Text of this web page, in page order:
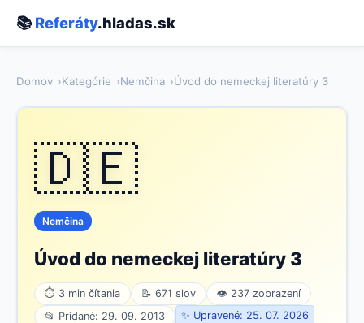
📚Referáty.hladas.sk
Domov Kategórie Nemčina Úvod do nemeckej literatúry 3
🇩🇪
Nemčina
Úvod do nemeckej literatúry 3
⏱ 3 min čítania 📝 671 slov
👁 237 zobrazení
📂 Pridané: 29. 09. 2013
✨ Upravené: 25. 07. 2026